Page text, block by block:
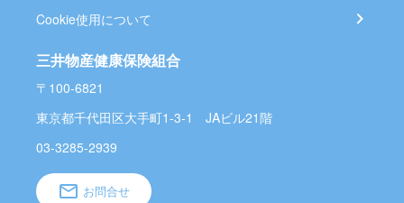
Cookie使用について
三井物産健康保険組合
〒100-6821
東京都千代田区大手町1-3-1 JAビル21階
03-3285-2939
お問合せ